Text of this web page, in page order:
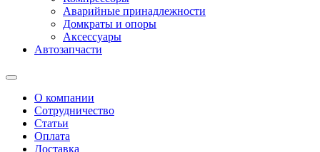
Аварийные принадлежности
Домкраты и опоры
Аксессуары
Автозапчасти
О компании
Сотрудничество
Статьи
Оплата
Доставка